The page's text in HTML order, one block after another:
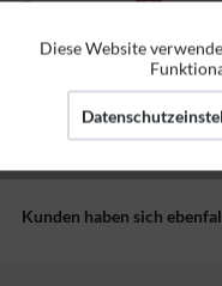
Bewertungen
0
Bewertungen lesen,
Herstellerangaben
Kunden haben sich
Funktionale
Marketing
Diese Website